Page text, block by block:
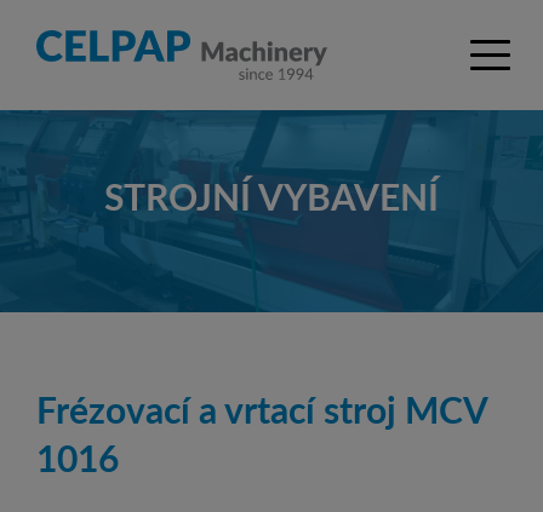
STROJNÍ VYBAVENÍ
Frézovací a vrtací stroj MCV
1016